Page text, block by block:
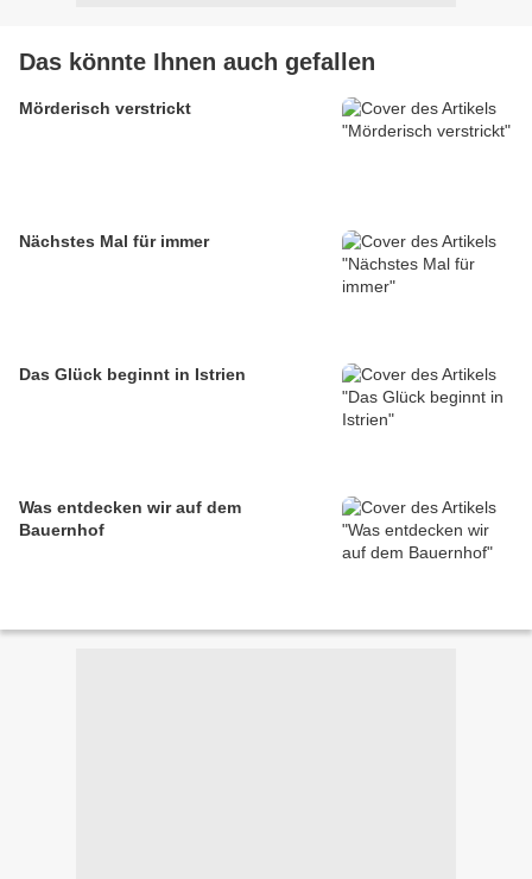
Das könnte Ihnen auch gefallen
Mörderisch verstrickt
Nächstes Mal für immer
Das Glück beginnt in Istrien
Was entdecken wir auf dem
Bauernhof